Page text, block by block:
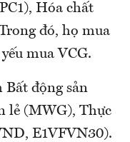
Hóa chất
đó, họ mua
mua VCG.
Bất động sản
lẻ (MWG), Thực
E1VFVN30).